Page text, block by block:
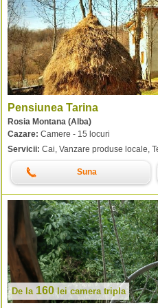
Pensiunea Tarina
Rosia Montana (Alba)
Cazare: Camere - 15 locuri
Servicii: Cai, Vanzare produse locale,
Suna
De la 160 lei camera tripla